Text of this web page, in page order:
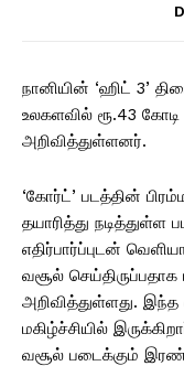
நானியின் ‘ஹிட் 3’
உலகளவில் ரூ.43 கோடி
அறிவித்துள்ளனர்.
‘கோர்ட்’ படத்தின்
தயாரித்து நடித்துள்ள
எதிர்பார்ப்புடன்
வசூல் செய்திருப்பதாக
அறிவித்துள்ளது. இந்த
மகிழ்ச்சியில்
வசூல் படைக்கும்